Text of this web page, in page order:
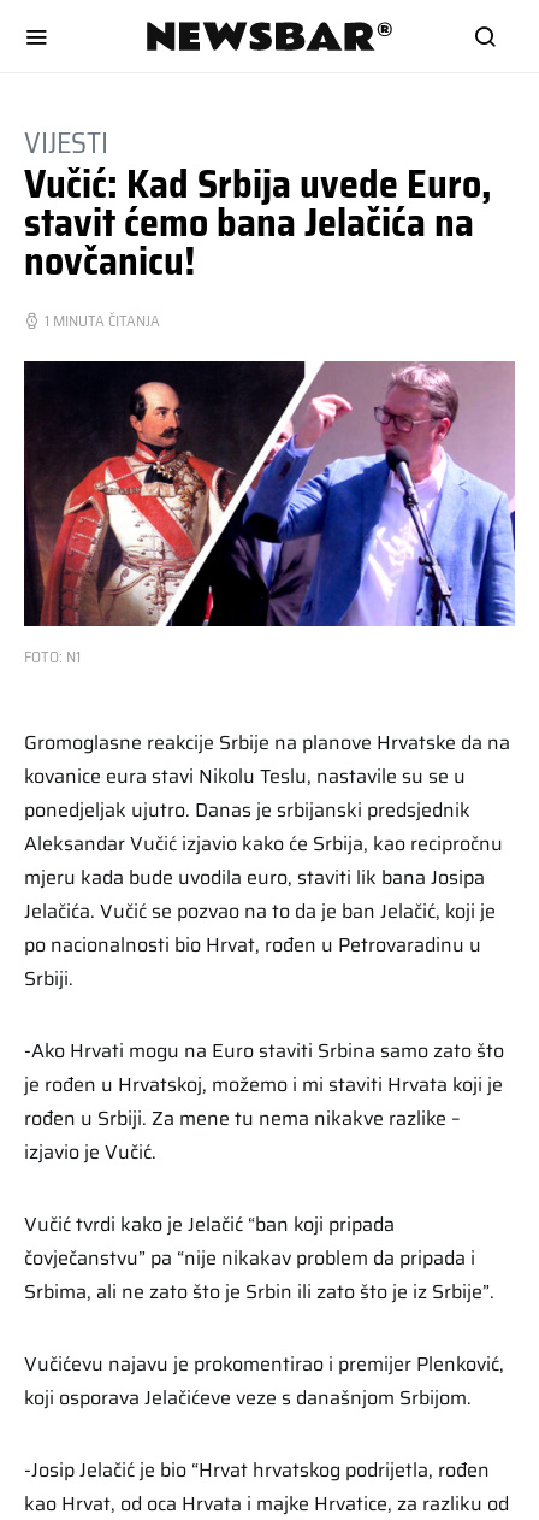
VIJESTI
Vučić: Kad Srbija uvede Euro,
stavit ćemo bana Jelačića na
novčanicu!
1 MINUTA ČITANJA
FOTO: N1
Gromoglasne reakcije Srbije na planove Hrvatske da na
kovanice eura stavi Nikolu Teslu, nastavile su se u
ponedjeljak ujutro. Danas je srbijanski predsjednik
Aleksandar Vučić izjavio kako će Srbija, kao recipročnu
mjeru kada bude uvodila euro, staviti lik bana Josipa
Jelačića. Vučić se pozvao na to da je ban Jelačić, koji je
po nacionalnosti bio Hrvat, rođen u Petrovaradinu u
Srbiji.
-Ako Hrvati mogu na Euro staviti Srbina samo zato što
je rođen u Hrvatskoj, možemo i mi staviti Hrvata koji je
rođen u Srbiji. Za mene tu nema nikakve razlike –
izjavio je Vučić.
Vučić tvrdi kako je Jelačić “ban koji pripada
čovječanstvu” pa “nije nikakav problem da pripada i
Srbima, ali ne zato što je Srbin ili zato što je iz Srbije”.
Vučićevu najavu je prokomentirao i premijer Plenković,
koji osporava Jelačićeve veze s današnjom Srbijom.
-Josip Jelačić je bio “Hrvat hrvatskog podrijetla, rođen
kao Hrvat, od oca Hrvata i majke Hrvatice, za razliku od